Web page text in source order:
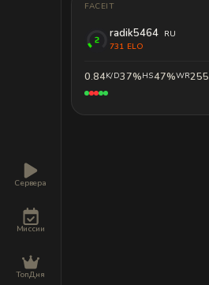
Сервера
Миссии
ТопДня
FACEIT
radik5464 RU
731 ELO
0.84K/D37%HS47%WR255